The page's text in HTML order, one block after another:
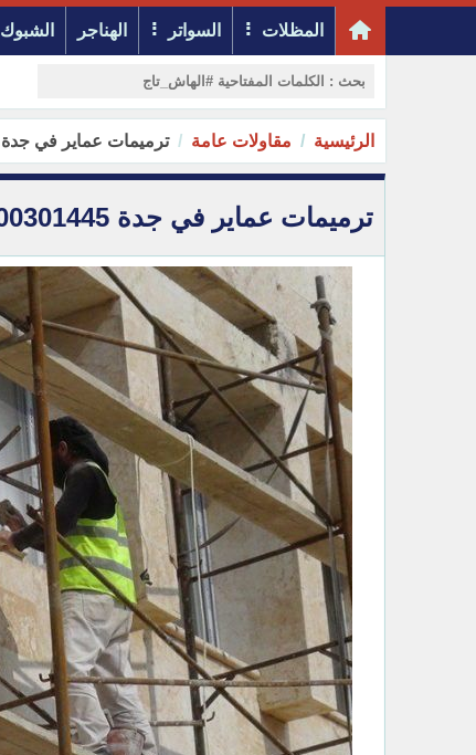
المظلات السواتر الهناجر الشبوك
الرئيسية مقاولات عامة ترميمات عماير في جدة 0500301445
ترميمات عماير في جدة 0500301445